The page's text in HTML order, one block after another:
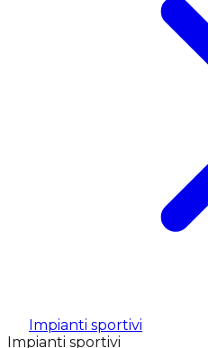
Impianti sportivi
Impianti sportivi